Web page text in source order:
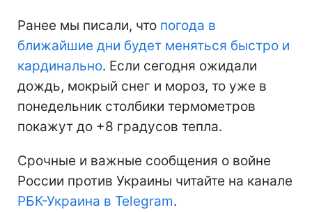
Ранее мы писали, что погода в
ближайшие дни будет меняться быстро и
кардинально. Если сегодня ожидали
дождь, мокрый снег и мороз, то уже в
понедельник столбики термометров
покажут до +8 градусов тепла.
Срочные и важные сообщения о войне
России против Украины читайте на канале
РБК-Украина в Telegram.